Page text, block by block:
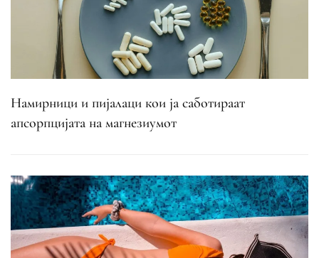
Намирници и пијалаци кои ја саботираат
апсорпцијата на магнезиумот